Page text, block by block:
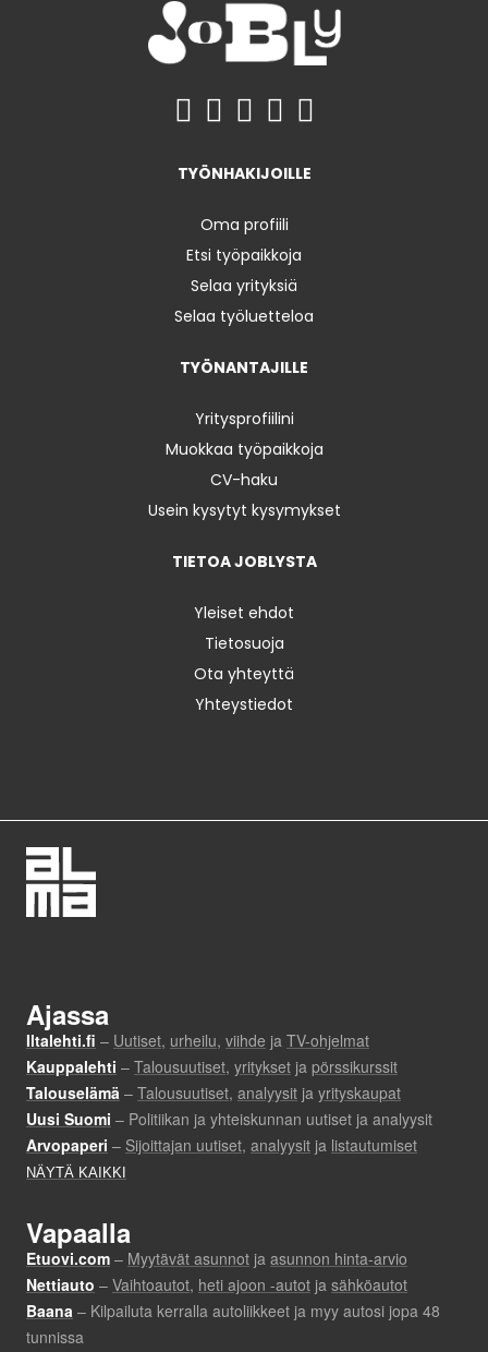
TYÖNHAKIJOILLE
Oma profiili
Etsi työpaikkoja
Selaa yrityksiä
Selaa työluetteloa
TYÖNANTAJILLE
Yritysprofiilini
Muokkaa työpaikkoja
CV-haku
Usein kysytyt kysymykset
TIETOA JOBLYSTA
Yleiset ehdot
Tietosuoja
Ota yhteyttä
Yhteystiedot